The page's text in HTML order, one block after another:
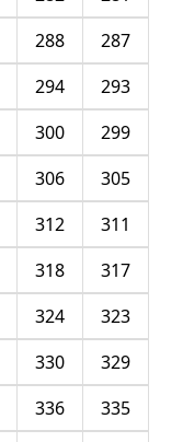
287
288
293
294
299
300
305
306
311
312
317
318
323
324
329
330
335
336